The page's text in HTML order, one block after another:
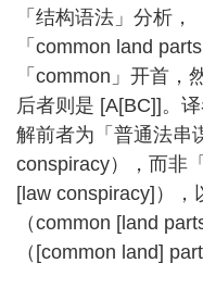
「结构语法」分析
「common land
「common」开首，
后者则是 [A[BC]]。
解前者为「普通法串
conspiracy），而非
[law conspiracy]），
（common [land
（[common land]